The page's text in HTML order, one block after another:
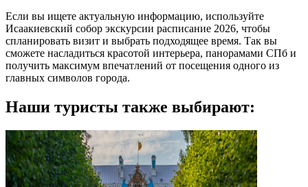
Если вы ищете актуальную информацию, используйте
Исаакиевский собор экскурсии расписание 2026, чтобы
спланировать визит и выбрать подходящее время. Так вы
сможете насладиться красотой интерьера, панорамами СПб и
получить максимум впечатлений от посещения одного из
главных символов города.
Наши туристы также выбирают: